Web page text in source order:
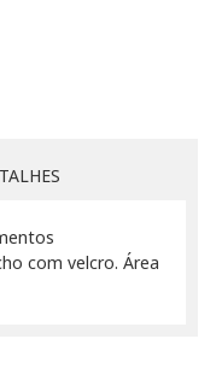
com velcro. Área